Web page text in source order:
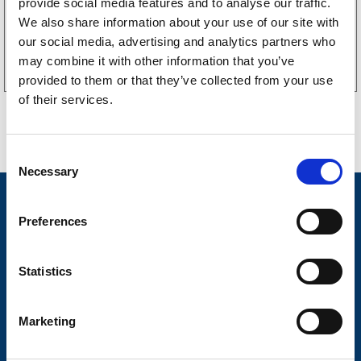
provide social media features and to analyse our traffic.
We also share information about your use of our site with
our social media, advertising and analytics partners who
may combine it with other information that you’ve
provided to them or that they’ve collected from your use
of their services.
o
Necessary
Preferences
Statistics
Marketing
Köp online
Släpvagnsservice
Frågor & Svar
Butikskoncept